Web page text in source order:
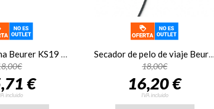
€
incluido
Secador de pelo de viaje Beurer HC-25-LE, plegable, 2 temperaturas, 2 velocidades, 1600W, negro y rosa
18,00€
16,20 €
IVA incluido